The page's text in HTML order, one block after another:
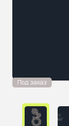
Под заказ